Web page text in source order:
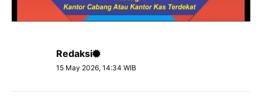
Redaksi
15 May 2026, 14:34 WIB